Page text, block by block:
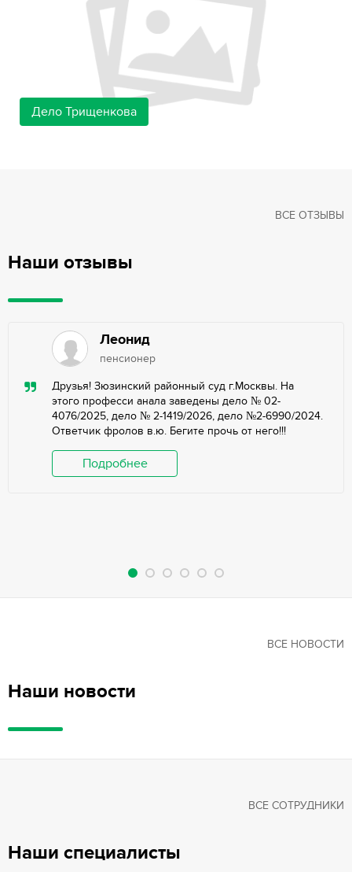
Дело Трищенкова
Наши отзывы
ВСЕ ОТЗЫВЫ
Леонид
пенсионер
Друзья! Зюзинский районный суд г.Москвы. На
этого професси анала заведены дело № 02-
4076/2025, дело № 2-1419/2026, дело №2-6990/2024.
Ответчик фролов в.ю. Бегите прочь от него!!!
Подробнее
Наши новости
ВСЕ НОВОСТИ
Наши специалисты
ВСЕ СОТРУДНИКИ